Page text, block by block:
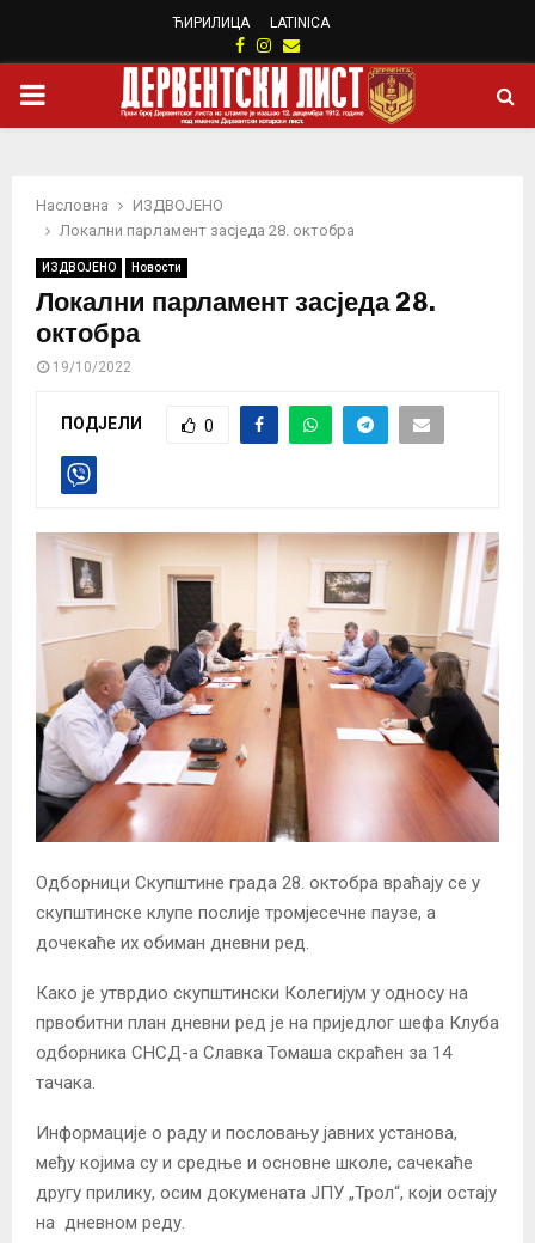
ЋИРИЛИЦА LATINICA
Facebook
Instagram
Email
PRIMARY
Насловна
ИЗДВОЈЕНО
Локални парламент засједа 28. октобра
ИЗДВОЈЕНО Новости
Локални парламент засједа 28.
октобра
19/10/2022
ПОДЈЕЛИ 0
Одборници Скупштине града 28. октобра враћају се у
скупштинске клупе послије тромјесечне паузе, а
дочекаће их обиман дневни ред.
Како је утврдио скупштински Колегијум у односу на
првобитни план дневни ред је на приједлог шефа Клуба
одборника СНСД-а Славка Томаша скраћен за 14
тачака.
Информације о раду и пословању јавних установа,
међу којима су и средње и основне школе, сачекаће
другу прилику, осим докумената ЈПУ „Трол“, који остају
на дневном реду.